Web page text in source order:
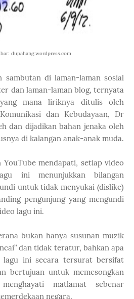
dupahang.wordpress.com
di laman-laman sosial
dan laman-laman blog, ternyata
mana liriknya ditulis oleh
dan Kebudayaan, Dr
dan dijadikan bahan jenaka oleh
di kalangan anak-anak muda.
YouTube mendapati, setiap video
ini menunjukkan bilangan
untuk tidak menyukai (dislike)
pengunjung yang mengundi
lagu ini.
bukan hanya susunan muzik
dan tidak teratur, bahkan apa
lagu ini secara tersurat bersifat
bertujuan untuk memesongkan
matlamat sebenar
negara.